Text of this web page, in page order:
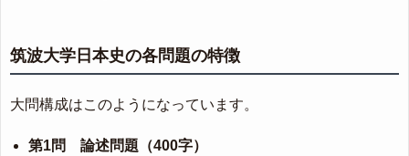
筑波大学日本史の各問題の特徴
大問構成はこのようになっています。
第1問 論述問題（400字）